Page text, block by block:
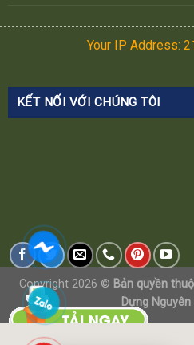
Your IP Address:
KẾT NỐI VỚI CHÚNG TÔI
Copyright 2026 © Bản quyền
Dựng